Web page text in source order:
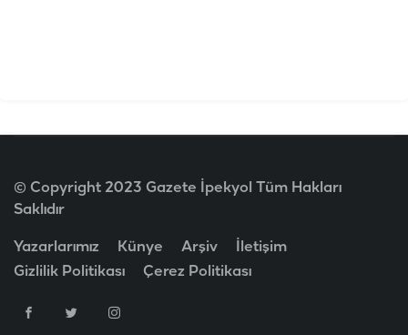
© Copyright 2023 Gazete İpekyol Tüm Hakları
Saklıdır
Yazarlarımız Künye Arşiv
İletişim
Gizlilik Politikası
Çerez Politikası